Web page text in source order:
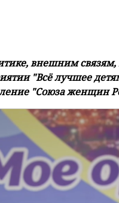
внешним связям,
"Всё лучшее
"Союза женщин